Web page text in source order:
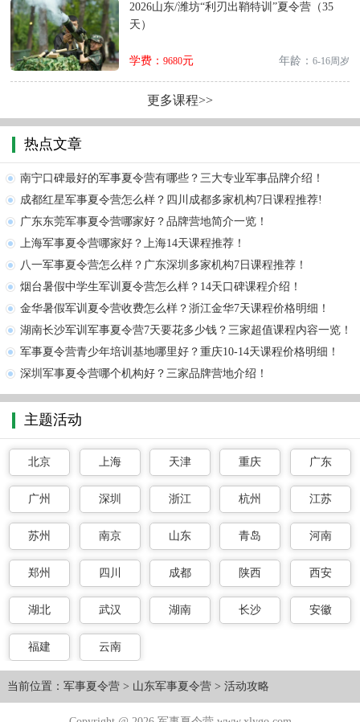
2026山东/潍坊“利刃出鞘特训”夏令营（35
天）
学费： 9680元 年龄： 6-16周岁
更多课程>>
热点文章
南宁口碑最好的军事夏令营有哪些？三大专业军事品牌介绍！
成都红星军事夏令营怎么样？四川成都多家机构7日课程推荐!
广东东莞军事夏令营哪家好？品牌营地简介一览！
上海军事夏令营哪家好？上海14天课程推荐！
八一军事夏令营怎么样？广东深圳多家机构7日课程推荐！
烟台暑假中学生军训夏令营怎么样？14天口碑课程介绍！
金华暑假军训夏令营收费怎么样？浙江金华7天课程价格明细！
湖南长沙军训军事夏令营7天要花多少钱？三家超值课程内容一览！
军事夏令营青少年培训基地哪里好？重庆10-14天课程价格明细！
深圳军事夏令营哪个机构好？三家品牌营地介绍！
主题活动
北京 上海 天津 重庆 广东
广州 深圳 浙江 杭州 江苏
苏州 南京 山东 青岛 河南
郑州 四川 成都 陕西 西安
湖北 武汉 湖南 长沙 安徽
福建 云南
当前位置： 军事夏令营> 山东军事夏令营> 活动攻略